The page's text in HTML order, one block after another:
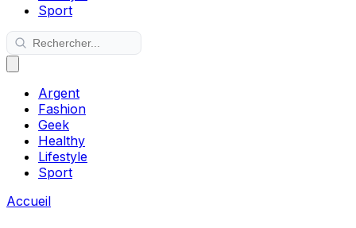
Sport
Argent
Fashion
Geek
Healthy
Lifestyle
Sport
Accueil